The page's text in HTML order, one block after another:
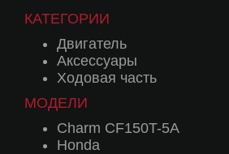
КАТЕГОРИИ
Двигатель
Аксессуары
Ходовая часть
МОДЕЛИ
Charm CF150T-5A
Honda